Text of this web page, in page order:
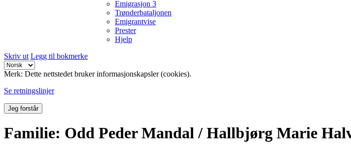
Emigrasjon 3
Trønderbataljonen
Emigrantvise
Prester
Hjelp
Skriv ut Legg til bokmerke
Merk: Dette nettstedet bruker informasjonskapsler (cookies).
Se retningslinjer
Jeg forstår
Familie: Odd Peder Mandal / Hallbjørg Marie